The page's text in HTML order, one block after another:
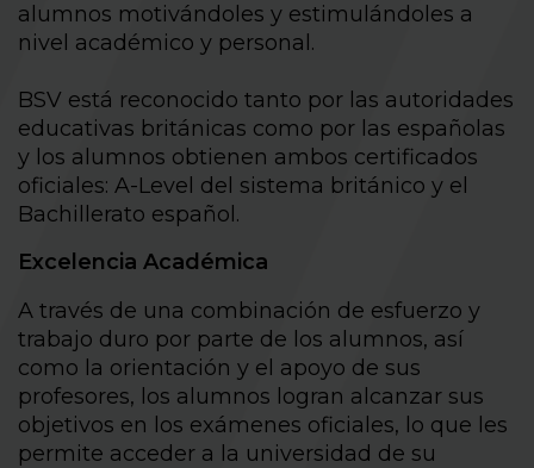
alumnos motivándoles y estimulándoles a
nivel académico y personal.
BSV está reconocido tanto por las autoridades
educativas británicas como por las españolas
y los alumnos obtienen ambos certificados
oficiales: A-Level del sistema británico y el
Bachillerato español.
Excelencia Académica
A través de una combinación de esfuerzo y
trabajo duro por parte de los alumnos, así
como la orientación y el apoyo de sus
profesores, los alumnos logran alcanzar sus
objetivos en los exámenes oficiales, lo que les
permite acceder a la universidad de su